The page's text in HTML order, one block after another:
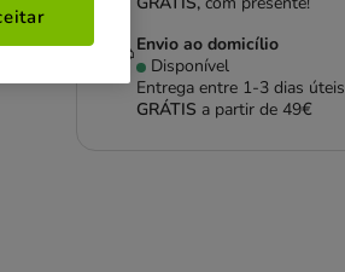
Envio ao domicílio
Disponível
Entrega entre 1-3 dias úteis
GRÁTIS a partir de 49€